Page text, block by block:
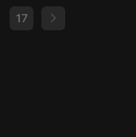
17